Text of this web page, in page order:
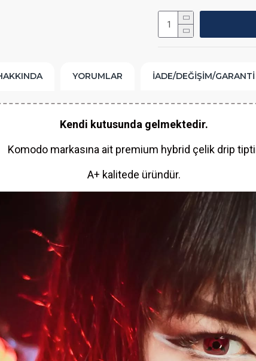
YORUMLAR İADE/DEĞIŞIM/
Kendi kutusunda gelmektedir.
Komodo markasına ait premium hybrid çelik drip
A+ kalitede üründür.